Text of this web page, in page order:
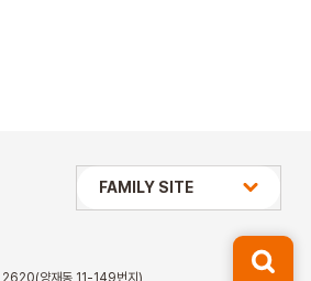
2620(양재동 11-149번지)
상미당 HOLDINGS
파리바게뜨
FAMILY SITE